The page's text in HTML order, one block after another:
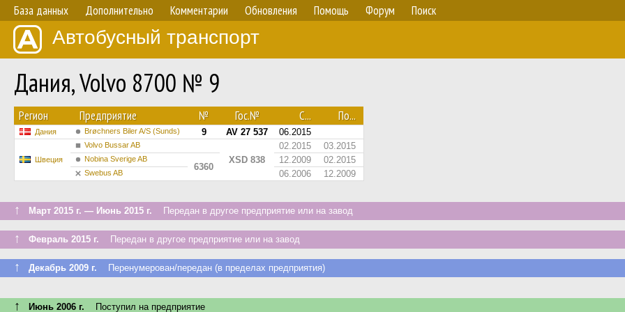
База данных Дополнительно Комментарии Обновления Помощь Форум Поиск
Автобусный транспорт
Дания, Volvo 8700 № 9
Регион Предприятие № Гос.№ С... По...
Дания Brøchners Biler A/S (Sunds) 9 AV 27 537 06.2015
Швеция
Volvo Bussar AB
XSD 838
02.2015 03.2015
Nobina Sverige AB
6360
12.2009 02.2015
Swebus AB 06.2006 12.2009
↑ Март 2015 г. — Июнь 2015 г. Передан в другое предприятие или на завод
↑ Февраль 2015 г. Передан в другое предприятие или на завод
↑ Декабрь 2009 г. Перенумерован/передан (в пределах предприятия)
↑ Июнь 2006 г. Поступил на предприятие